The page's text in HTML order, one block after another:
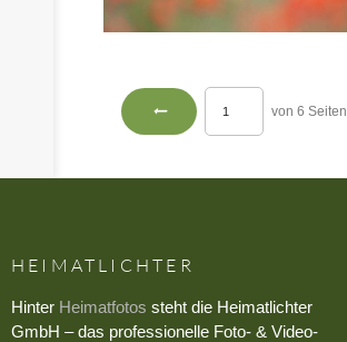
von 6 Seiten
HEIMATLICHTER
Hinter Heimatfotos steht die Heimatlichter
GmbH – das professionelle Foto- & Video-